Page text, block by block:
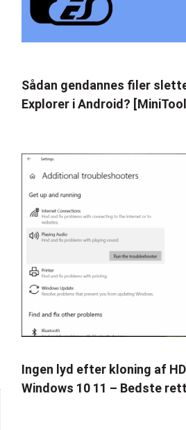
Sådan gendannes filer
Explorer i Android?
Ingen lyd efter kloning af
Windows 10 11 – Bedste